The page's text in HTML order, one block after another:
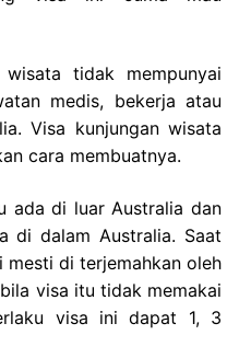
tidak mempunyai
medis, bekerja atau
Visa kunjungan wisata
cara membuatnya.
ada di luar Australia dan
di dalam Australia. Saat
di terjemahkan oleh
visa itu tidak memakai
visa ini dapat 1, 3